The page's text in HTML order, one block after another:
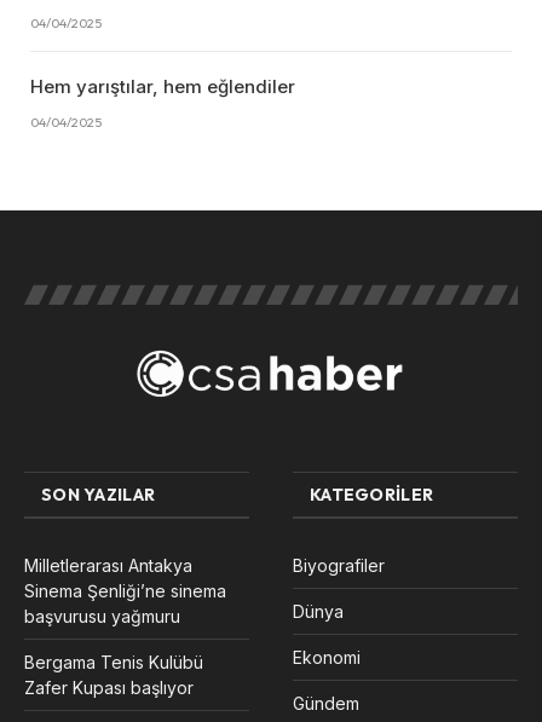
04/04/2025
Hem yarıştılar, hem eğlendiler
04/04/2025
SON YAZILAR
Milletlerarası Antakya
Sinema Şenliği’ne sinema
başvurusu yağmuru
Bergama Tenis Kulübü
Zafer Kupası başlıyor
KATEGORILER
Biyografiler
Dünya
Ekonomi
Gündem